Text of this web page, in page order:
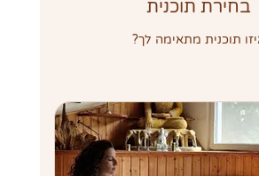
בחירת תוכנית
תוכנית מתאימה לך?